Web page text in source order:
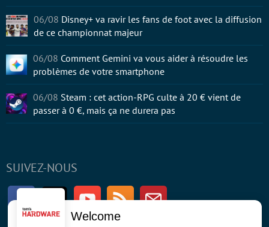
SUIVEZ-NOUS
FacebookTwitter Youtube RSS Newsletter
06/08 Disney+ va ravir les fans de foot avec la diffusion
de ce championnat majeur
06/08 Comment Gemini va vous aider à résoudre les
problèmes de votre smartphone
06/08 Steam : cet action-RPG culte à 20 € vient de
passer à 0 €, mais ça ne durera pas
Welcome